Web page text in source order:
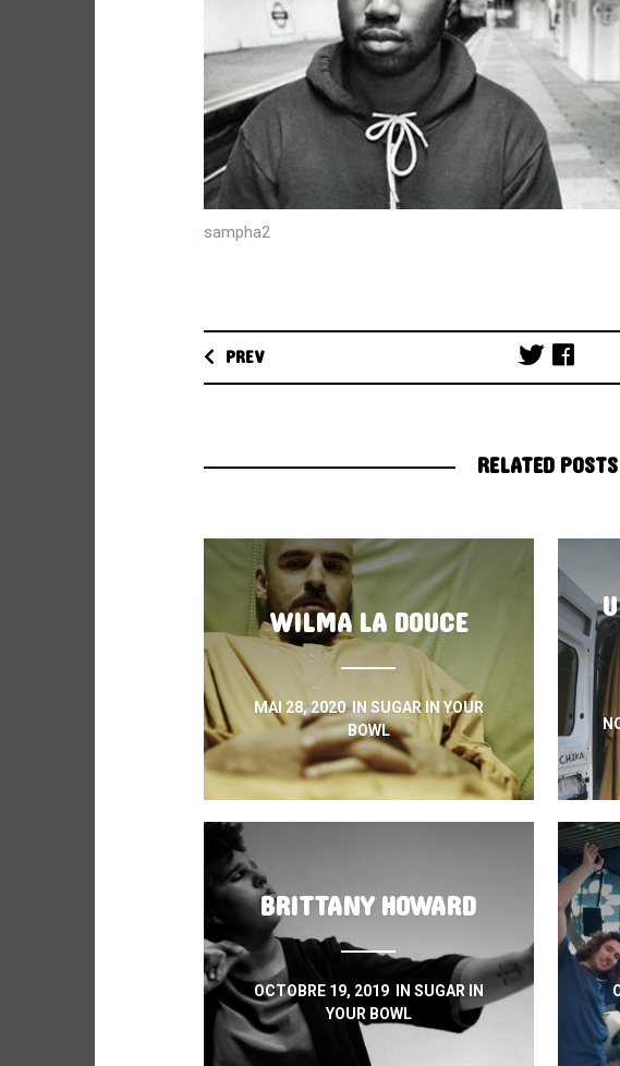
sampha2
Post
navigation
PREV
RELATED POSTS
WILMA LA DOUCE
MAI 28, 2020INSUGAR IN YOUR
BOWL
BRITTANY HOWARD
OCTOBRE 19, 2019 IN SUGAR IN
YOUR BOWL